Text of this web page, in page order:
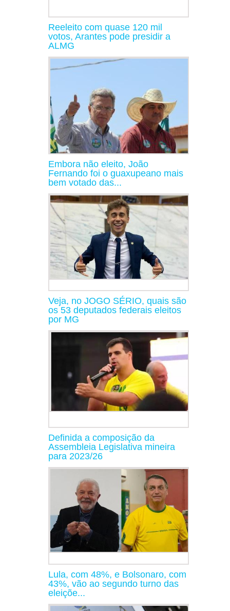
Reeleito com quase 120 mil
votos, Arantes pode presidir a
ALMG
Embora não eleito, João
Fernando foi o guaxupeano mais
bem votado das...
Veja, no JOGO SÉRIO, quais são
os 53 deputados federais eleitos
por MG
Definida a composição da
Assembleia Legislativa mineira
para 2023/26
Lula, com 48%, e Bolsonaro, com
43%, vão ao segundo turno das
eleiçõe...